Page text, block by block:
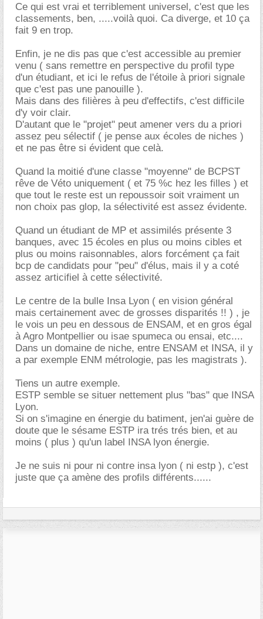
Ce qui est vrai et terriblement universel, c'est que les
classements, ben, .....voilà quoi. Ca diverge, et 10 ça
fait 9 en trop.
Enfin, je ne dis pas que c'est accessible au premier
venu ( sans remettre en perspective du profil type
d'un étudiant, et ici le refus de l'étoile à priori signale
que c'est pas une panouille ).
Mais dans des filières à peu d'effectifs, c'est difficile
d'y voir clair.
D'autant que le "projet" peut amener vers du a priori
assez peu sélectif ( je pense aux écoles de niches )
et ne pas être si évident que celà.
Quand la moitié d'une classe "moyenne" de BCPST
rêve de Véto uniquement ( et 75 %c hez les filles ) et
que tout le reste est un repoussoir soit vraiment un
non choix pas glop, la sélectivité est assez évidente.
Quand un étudiant de MP et assimilés présente 3
banques, avec 15 écoles en plus ou moins cibles et
plus ou moins raisonnables, alors forcément ça fait
bcp de candidats pour "peu" d'élus, mais il y a coté
assez articifiel à cette sélectivité.
Le centre de la bulle Insa Lyon ( en vision général
mais certainement avec de grosses disparités !! ) , je
le vois un peu en dessous de ENSAM, et en gros égal
à Agro Montpellier ou isae spumeca ou ensai, etc....
Dans un domaine de niche, entre ENSAM et INSA, il y
a par exemple ENM métrologie, pas les magistrats ).
Tiens un autre exemple.
ESTP semble se situer nettement plus "bas" que INSA
Lyon.
Si on s'imagine en énergie du batiment, jen'ai guère de
doute que le sésame ESTP ira trés trés bien, et au
moins ( plus ) qu'un label INSA lyon énergie.
Je ne suis ni pour ni contre insa lyon ( ni estp ), c'est
juste que ça amène des profils différents......